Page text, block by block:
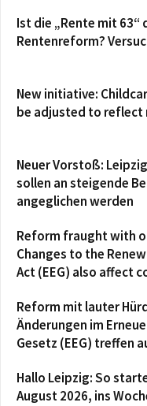
Ist die „Rente mit 63“
Rentenreform?
New initiative:
be adjusted to reflect
Neuer Vorstoß:
sollen an steigende
angeglichen werden
Reform fraught with
Changes to the
Act (EEG) also affect
Reform mit lauter
Änderungen im
Gesetz (EEG) treffen
Hallo Leipzig: So
August 2026, ins